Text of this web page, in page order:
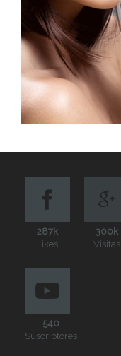
287k
Likes
300k
Visitas
540
Suscriptores